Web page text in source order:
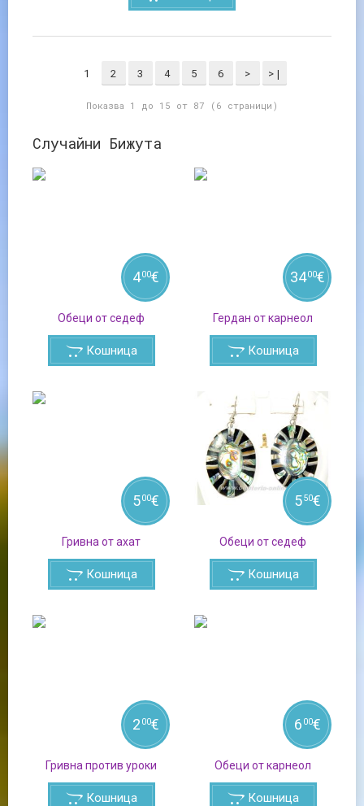
1 2 3 4 5 6 > >|
Показва 1 до 15 от 87 (6 страници)
Случайни Бижута
Обеци от седеф
400€
Кошница
Гердан от карнеол
3400€
Кошница
Гривна от ахат
500€
Кошница
Обеци от седеф
550€
Кошница
Гривна против уроки
2 00€
Кошница
Обеци от карнеол
6 00€
Кошница